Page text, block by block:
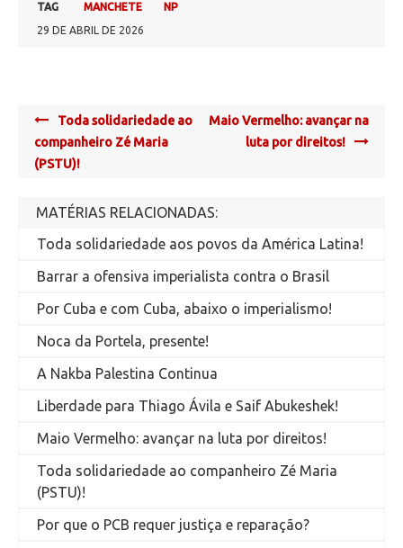
TAG
MANCHETE
NP
29 DE ABRIL DE 2026
Post
navigation
Toda solidariedade ao
companheiro Zé Maria
(PSTU)!
Maio Vermelho: avançar na
luta por direitos!
MATÉRIAS RELACIONADAS:
Toda solidariedade aos povos da América Latina!
Barrar a ofensiva imperialista contra o Brasil
Por Cuba e com Cuba, abaixo o imperialismo!
Noca da Portela, presente!
A Nakba Palestina Continua
Liberdade para Thiago Ávila e Saif Abukeshek!
Maio Vermelho: avançar na luta por direitos!
Toda solidariedade ao companheiro Zé Maria
(PSTU)!
Por que o PCB requer justiça e reparação?